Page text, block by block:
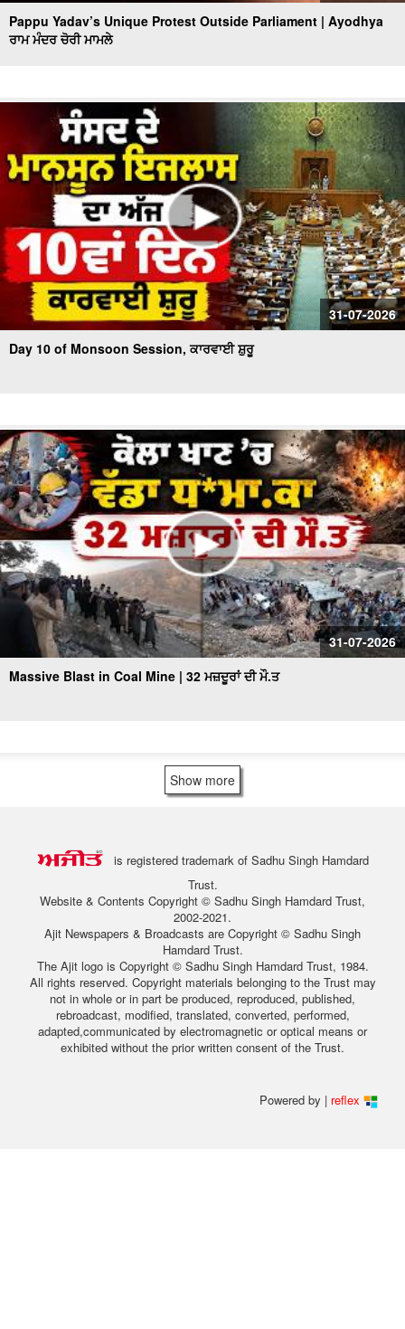
Pappu Yadav’s Unique Protest Outside Parliament | Ayodhya
ਰਾਮ ਮੰਦਰ ਚੋਰੀ ਮਾਮਲੇ
31-07-2026
Day 10 of Monsoon Session, ਕਾਰਵਾਈ ਸ਼ੁਰੂ
31-07-2026
Massive Blast in Coal Mine | 32 ਮਜ਼ਦੂਰਾਂ ਦੀ ਮੌ.ਤ
Show more
is registered trademark of Sadhu Singh Hamdard
Trust.
Website & Contents Copyright © Sadhu Singh Hamdard Trust,
2002-2021.
Ajit Newspapers & Broadcasts are Copyright © Sadhu Singh
Hamdard Trust.
The Ajit logo is Copyright © Sadhu Singh Hamdard Trust, 1984.
All rights reserved. Copyright materials belonging to the Trust may
not in whole or in part be produced, reproduced, published,
rebroadcast, modified, translated, converted, performed,
adapted,communicated by electromagnetic or optical means or
exhibited without the prior written consent of the Trust.
Powered by | reflex